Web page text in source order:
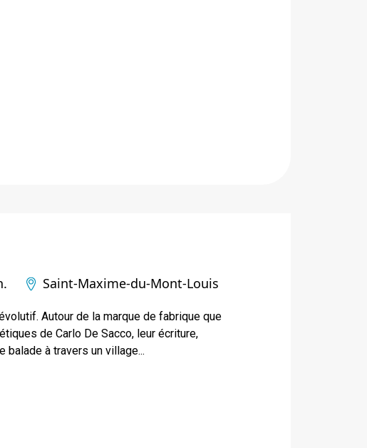
Saint-Maxime-du-Mont-Louis
Autour de la marque de fabrique que
de Carlo De Sacco, leur écriture,
balade à travers un village...